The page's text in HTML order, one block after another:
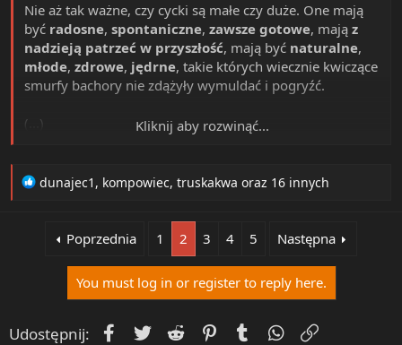
Nie aż tak ważne, czy cycki są małe czy duże. One mają
być radosne, spontaniczne, zawsze gotowe, mają z
nadzieją patrzeć w przyszłość, mają być naturalne,
młode, zdrowe, jędrne, takie których wiecznie kwiczące
smurfy bachory nie zdążyły wymuldać i pogryźć.
(...)
Nie mogą ewoluować i się nauczyć, że cycki służą do
muldania? Ze smoczka ssać kwiczące gnojki, a nie z
cycka. Poza tym cycki są dla starszych, a nie dla was.
Klakierku! Gdzie jesteś?
Kliknij aby rozwinąć...
R
:
dunajec1 , kompowiec, truskakwa oraz 16 innych
Poprzednia 1 2 3 4 5 Następna
You must log in or register to reply here.
Udostępnij: Facebook
Twitter Reddit PinterestTumblrWhatsApp